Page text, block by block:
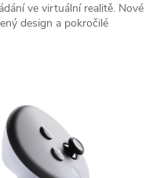
ve virtuální realitě. Nové
design a pokročilé